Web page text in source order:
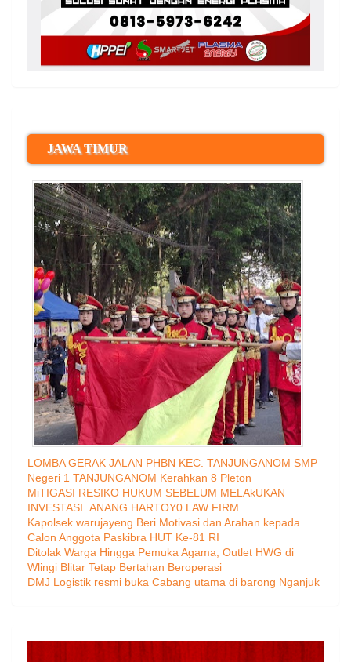
JAWA TIMUR
LOMBA GERAK JALAN PHBN KEC. TANJUNGANOM SMP
Negeri 1 TANJUNGANOM Kerahkan 8 Pleton
MiTIGASI RESIKO HUKUM SEBELUM MELAkUKAN
INVESTASI .ANANG HARTOY0 LAW FIRM
Kapolsek warujayeng Beri Motivasi dan Arahan kepada
Calon Anggota Paskibra HUT Ke-81 RI
Ditolak Warga Hingga Pemuka Agama, Outlet HWG di
Wlingi Blitar Tetap Bertahan Beroperasi
DMJ Logistik resmi buka Cabang utama di barong Nganjuk